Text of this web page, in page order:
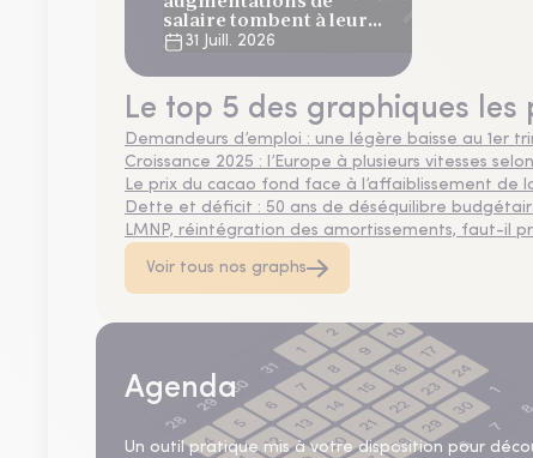
salaire tombent à leur
plus bas niveau depuis 4
ans
31 Juill. 2026
Le top 5 des graphiques les
Demandeurs d’emploi : une légère baisse au 1er
Croissance 2025 : l’Europe à plusieurs vitesses
Le prix du cacao fond face à l’affaiblissement de
Dette et déficit : 50 ans de déséquilibre
LMNP, réintégration des amortissements, faut-il
Voir tous nos graphs
Agenda
Un outil pratique mis à votre disposition pour